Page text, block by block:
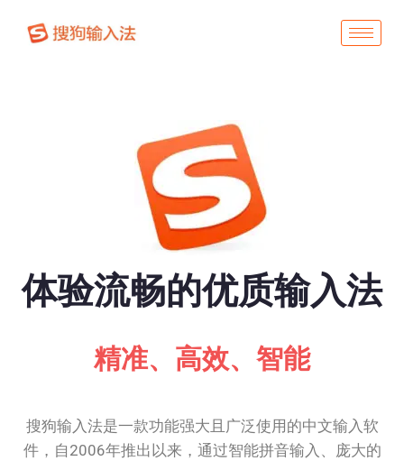
体验流畅的优质输入法
精准、高效、智能
搜狗输入法是一款功能强大且广泛使用的中文输入软
件，自2006年推出以来，通过智能拼音输入、庞大的